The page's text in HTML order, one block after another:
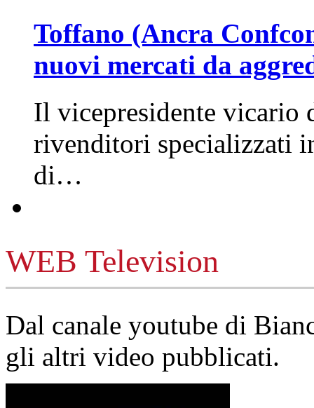
Toffano (Ancra
nuovi mercati da
Il vicepresidente vicario
rivenditori specializzati
di…
WEB Television
Dal canale youtube di
gli altri video pubblicati.